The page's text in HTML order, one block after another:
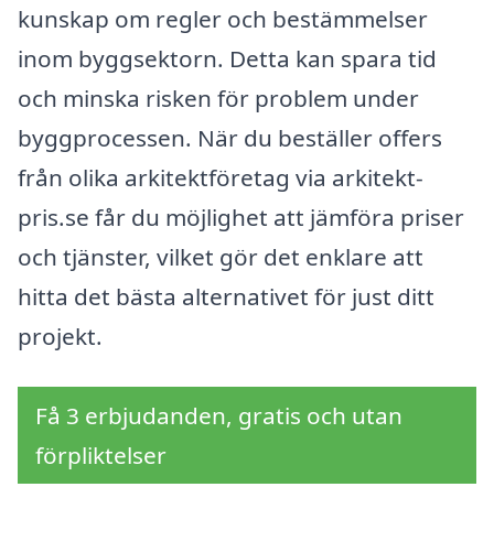
kunskap om regler och bestämmelser
inom byggsektorn. Detta kan spara tid
och minska risken för problem under
byggprocessen. När du beställer offers
från olika arkitektföretag via arkitekt-
pris.se får du möjlighet att jämföra priser
och tjänster, vilket gör det enklare att
hitta det bästa alternativet för just ditt
projekt.
Få 3 erbjudanden, gratis och utan
förpliktelser